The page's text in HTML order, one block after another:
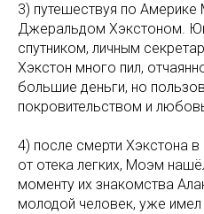
3) путешествуя по
Джеральдом Хэкстоном.
спутником, личным
Хэкстон много пил,
большие деньги, но
покровительством и
4) после смерти Хэкстона
от отека легких, Моэм
моменту их знакомства
молодой человек, уже